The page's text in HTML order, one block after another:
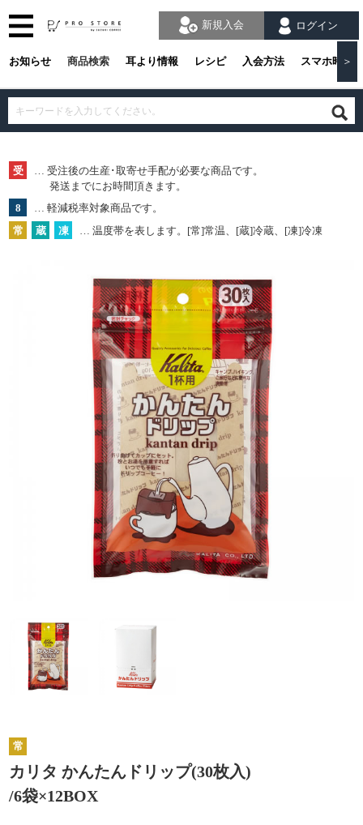
お知らせ 商品検索 耳より情報 レシピ 入会方法 スマホ時の
＞
ログイン
新規入会
受
… 受注後の生産･取寄せ手配が必要な商品です。
発送までにお時間頂きます。
8
… 軽減税率対象商品です。
常
蔵 凍 … 温度帯を表します。[常]常温、[蔵]冷蔵、[凍]冷凍
常
カリタ かんたんドリップ(30枚入)
/6袋×12BOX